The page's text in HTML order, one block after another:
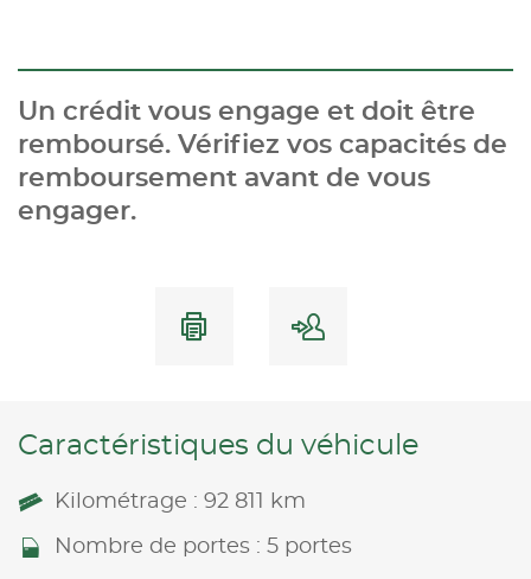
Un crédit vous engage et doit être
remboursé. Vérifiez vos capacités de
remboursement avant de vous
engager.
Caractéristiques du véhicule
Kilométrage : 92 811 km
Nombre de portes : 5 portes